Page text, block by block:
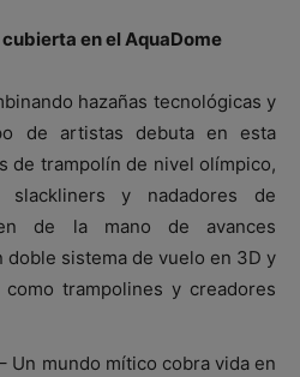
en el AquaDome
hazañas tecnológicas y
de artistas debuta en esta
de trampolín de nivel olímpico,
slackliners y nadadores de
de la mano de avances
sistema de vuelo en 3D y
trampolines y creadores
Un mundo mítico cobra vida en